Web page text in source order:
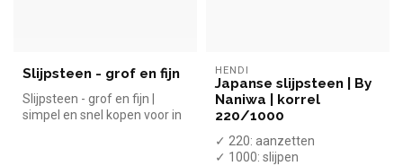
Slijpsteen - grof en fijn
Slijpsteen - grof en fijn |
simpel en snel kopen voor in
HENDI
Japanse slijpsteen | By
Naniwa | korrel
220/1000
✓ 220: aanzetten
✓ 1000: slijpen